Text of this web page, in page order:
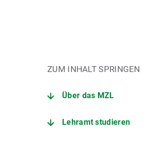
ZUM INHALT SPRINGEN
Über das MZL
Lehramt studieren